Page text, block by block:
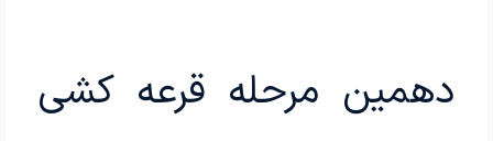
دهمین مرحله قرعه کشی